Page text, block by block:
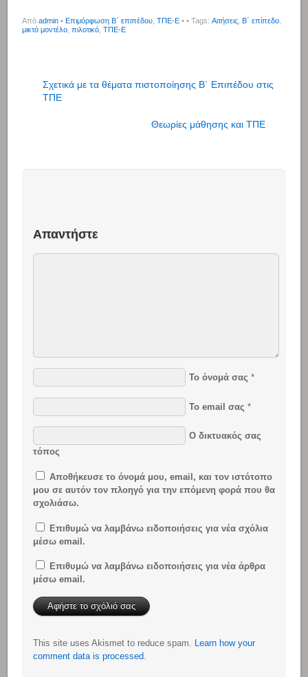
Απόadmin • Επιμόρφωση Β΄ επιπέδου ,ΤΠΕ-Ε • • Tags:Αιτήσεις Β΄ επίπεδο
μικτό μοντέλο ,πιλοτικό ,ΤΠΕ-Ε
Σχετικά με τα θέματα πιστοποίησης Β΄ Επιπέδου στις
ΤΠΕ
Θεωρίες μάθησης και ΤΠΕ
Απαντήστε
Το όνομά σας *
Το email σας *
Ο δικτυακός σας
τόπος
Αποθήκευσε το όνομά μου, email, και τον ιστότοπο
μου σε αυτόν τον πλοηγό για την επόμενη φορά που θα
σχολιάσω.
Επιθυμώ να λαμβάνω ειδοποιήσεις για νέα σχόλια
μέσω email.
Επιθυμώ να λαμβάνω ειδοποιήσεις για νέα άρθρα
μέσω email.
This site uses Akismet to reduce spam. Learn how your
comment data is processed.